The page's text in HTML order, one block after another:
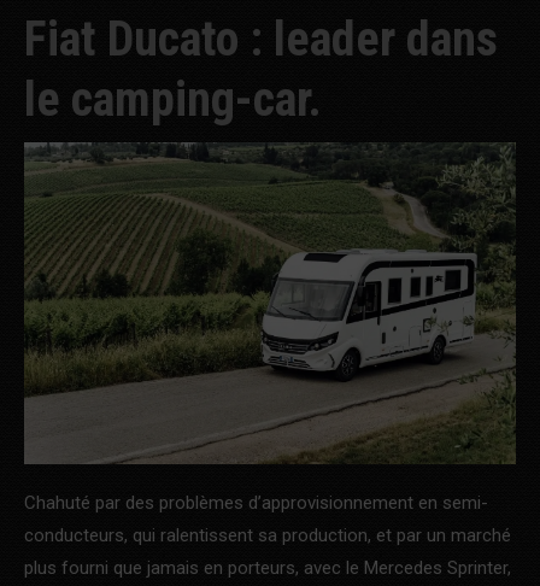
Fiat Ducato : leader dans
le camping-car.
Chahuté par des problèmes d’approvisionnement en semi-
conducteurs, qui ralentissent sa production, et par un marché
plus fourni que jamais en porteurs, avec le Mercedes Sprinter,